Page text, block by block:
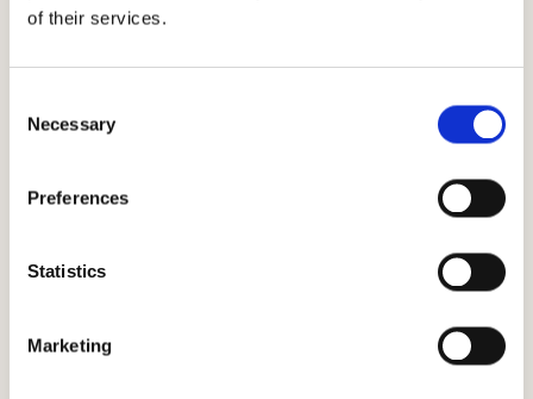
of their services.
Selection
Necessary
Preferences
Statistics
Marketing
Klimaverlauf